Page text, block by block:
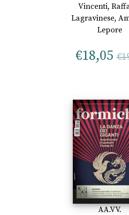
Vincenti,
Lagravinese,
Lepore
€18,05 €
AA.VV.